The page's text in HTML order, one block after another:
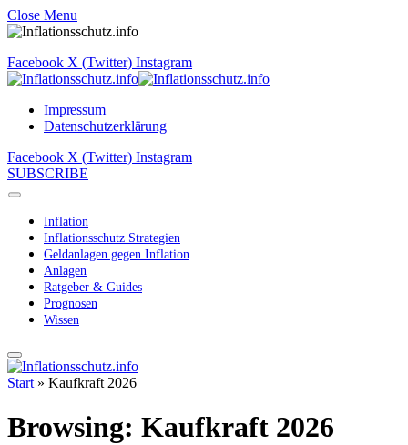
Close Menu
Facebook X (Twitter) Instagram
Impressum
Datenschutzerklärung
Facebook X (Twitter) Instagram
SUBSCRIBE
Inflation
Inflationsschutz Strategien
Geldanlagen gegen Inflation
Anlagen
Ratgeber & Guides
Prognosen
Wissen
Start » Kaufkraft 2026
Browsing: Kaufkraft 2026